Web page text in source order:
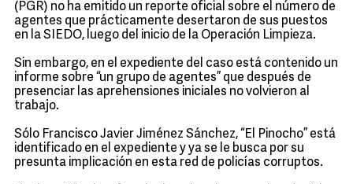
(PGR) no ha emitido un reporte oficial sobre el número de
agentes que prácticamente desertaron de sus puestos
en la SIEDO, luego del inicio de la Operación Limpieza.
Sin embargo, en el expediente del caso está contenido un
informe sobre “un grupo de agentes” que después de
presenciar las aprehensiones iniciales no volvieron al
trabajo.
Sólo Francisco Javier Jiménez Sánchez, “El Pinocho” está
identificado en el expediente y ya se le busca por su
presunta implicación en esta red de policías corruptos.